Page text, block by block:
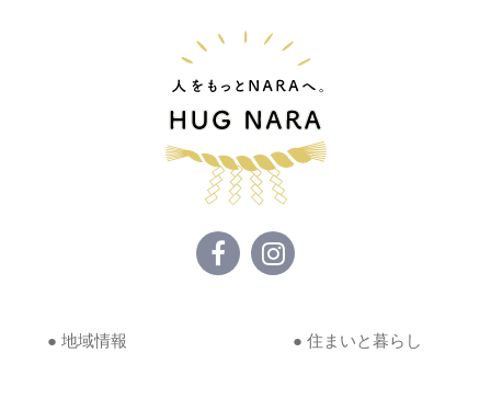
● 地域情報 ● 住まいと暮らし